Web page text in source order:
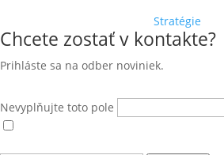
Stratégie
Chcete zostať v kontakte?
Prihláste sa na odber noviniek.
Nevyplňujte toto pole